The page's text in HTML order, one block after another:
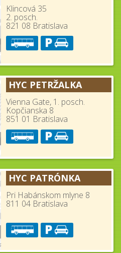
Klincová 35
2. posch.
821 08 Bratislava
HYC PETRŽALKA
Vienna Gate, 1. posch.
Kopčianska 8
851 01 Bratislava
HYC PATRÓNKA
Pri Habánskom mlyne 8
811 04 Bratislava